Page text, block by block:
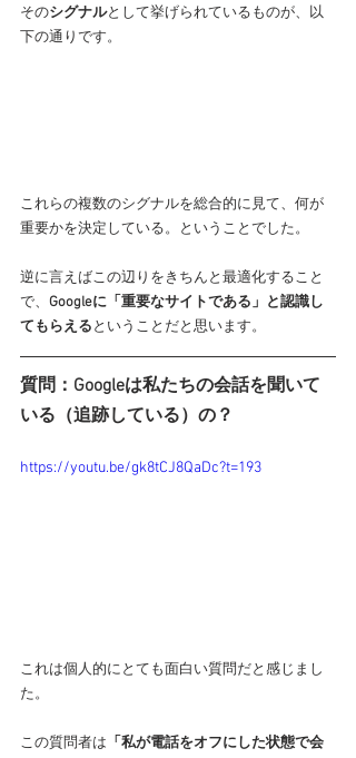
そのシグナルとして挙げられているものが、以
下の通りです。
これらの複数のシグナルを総合的に見て、何が
重要かを決定している。ということでした。
逆に言えばこの辺りをきちんと最適化すること
で、 Googleに「重要なサイトである」と認識し
てもらえるということだと思います。
質問：Googleは私たちの会話を聞いて
いる（追跡している）の？
https://youtu.be/gk8tCJ8QaDc?t=193
これは個人的にとても面白い質問だと感じまし
た。
この質問者は 「私が電話をオフにした状態で会